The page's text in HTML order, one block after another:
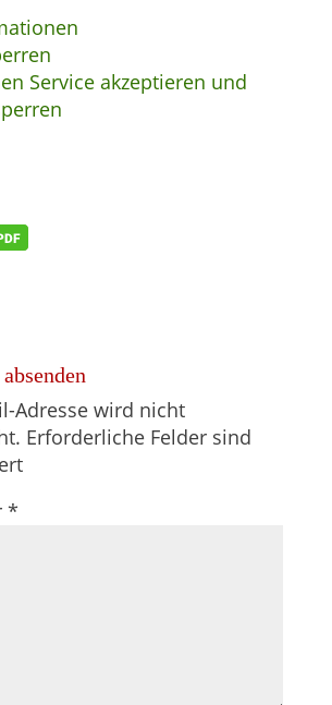
Service akzeptieren und
Adresse wird nicht
Erforderliche Felder sind
*